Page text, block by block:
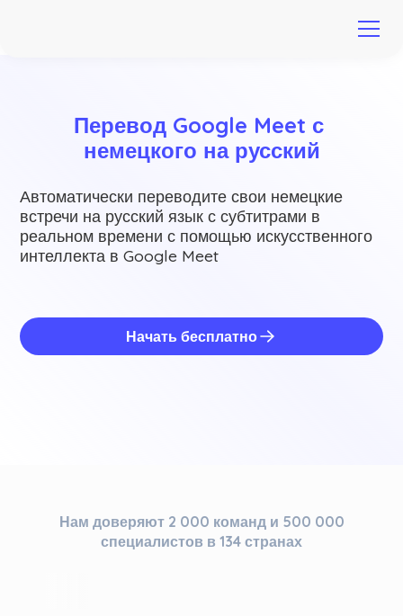
Перевод Google Meet с
немецкого на русский
Автоматически переводите свои немецкие
встречи на русский язык с субтитрами в
реальном времени с помощью искусственного
интеллекта в Google Meet
Начать бесплатно
Нам доверяют 2 000 команд и 500 000
специалистов в 134 странах